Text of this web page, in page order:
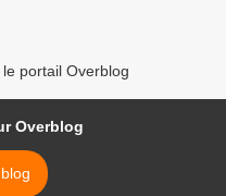
portail Overblog
Overblog